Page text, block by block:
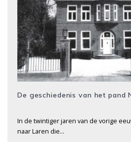
De geschiedenis van het pand
In de twintiger jaren van de vorige
naar Laren die…